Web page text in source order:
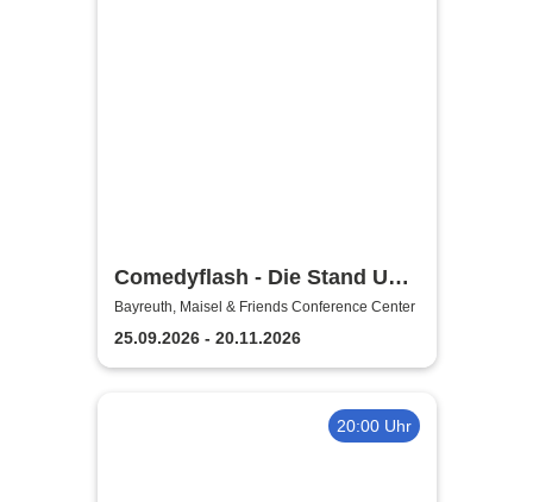
Comedyflash - Die Stand Up
Comedy Show
Bayreuth, Maisel & Friends Conference Center
25.09.2026 - 20.11.2026
20:00 Uhr